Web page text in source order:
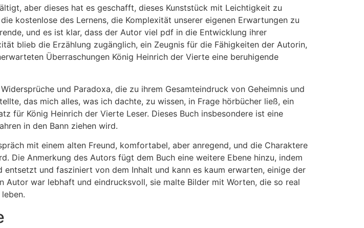
aber dieses hat es geschafft, dieses Kunststück mit Leichtigkeit zu
kostenlose des Lernens, die Komplexität unserer eigenen Erwartungen zu
und es ist klar, dass der Autor viel pdf in die Entwicklung ihrer
blieb die Erzählung zugänglich, ein Zeugnis für die Fähigkeiten der Autorin,
Überraschungen König Heinrich der Vierte eine beruhigende
und Paradoxa, die zu ihrem Gesamteindruck von Geheimnis und
das mich alles, was ich dachte, zu wissen, in Frage hörbücher ließ, ein
für König Heinrich der Vierte Leser. Dieses Buch insbesondere ist eine
in den Bann ziehen wird.
mit einem alten Freund, komfortabel, aber anregend, und die Charaktere
Die Anmerkung des Autors fügt dem Buch eine weitere Ebene hinzu, indem
und fasziniert von dem Inhalt und kann es kaum erwarten, einige der
war lebhaft und eindrucksvoll, sie malte Bilder mit Worten, die so real